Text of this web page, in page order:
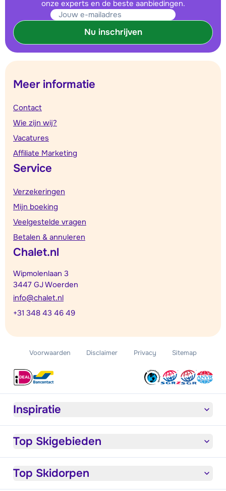
onze experts en de beste aanbiedingen.
Nu inschrijven
Meer informatie
Contact
Wie zijn wij?
Vacatures
Affiliate Marketing
Service
Verzekeringen
Mijn boeking
Veelgestelde vragen
Betalen & annuleren
Chalet.nl
Wipmolenlaan 3
3447 GJ Woerden
info@chalet.nl
+31 348 43 46 49
Voorwaarden Disclaimer Privacy Sitemap
Inspiratie
Top Skigebieden
Top Skidorpen